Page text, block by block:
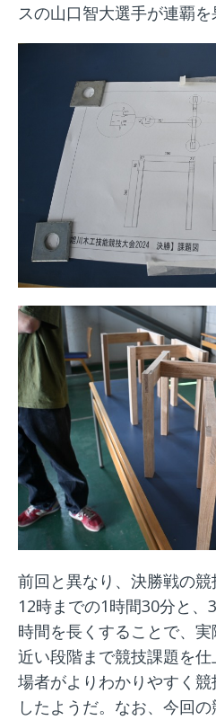
スの山口智大選手が連覇を
前回と異なり、決勝戦の
12時までの1時間30分と、
時間を長くすることで、
近い段階まで競技課題を
場者がよりわかりやすく
したようだ。なお、今回